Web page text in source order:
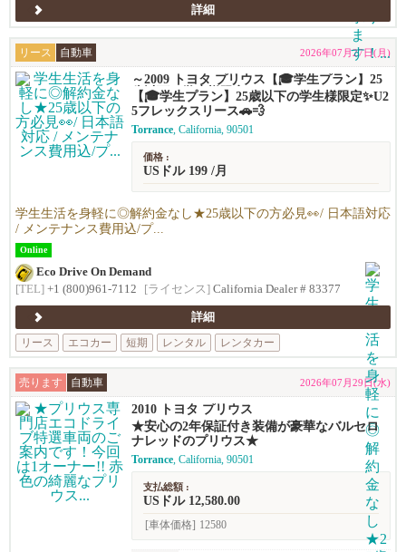
詳細
リース 自動車 2026年07月27日(月)
～2009 トヨタ プリウス【🎓学生プラン】25
歳以下の学生様限定✨U25フレックスリース
🚗💨
【🎓学生プラン】25歳以下の学生様限定✨U2
5フレックスリース🚗💨
Torrance, California, 90501
価格 :
USドル 199 /月
学生生活を身軽に◎解約金なし★25歳以下の方必見👀/ 日本語対応
/ メンテナンス費用込/プ...
Online
Eco Drive On Demand
[TEL] +1 (800)961-7112 [ライセンス] California Dealer # 83377
詳細
リース
エコカー 短期 レンタル レンタカー
売ります 自動車 2026年07月29日(水)
2010 トヨタ プリウス
★安心の2年保証付き装備が豪華なバルセロ
ナレッドのプリウス★
Torrance, California, 90501
支払総額 :
USドル 12,580.00
[車体価格] 12580